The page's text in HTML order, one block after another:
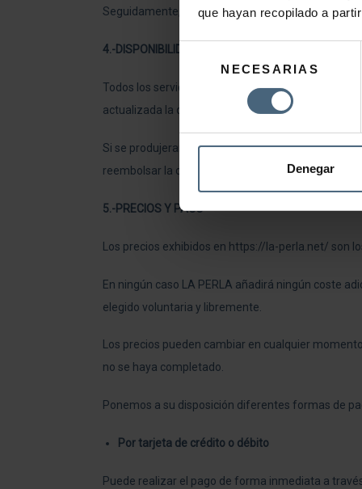
que hayan recopilado a
Selección
consentimiento
NECESARIAS
Denegar
Seguidamente, el usuario recibirá un
4.-DISPONIBILIDAD
Todos los servicios mostrados https://la-
actualizada la disponibilidad de los mismos,
Si se produjeran dificultades a la hora de realizar
reembolsar la cantidad que hubiera sido abonada
5.-PRECIOS Y PAGO
Los precios exhibidos en https://la-perla.net/ son
En ningún caso LA PERLA añadirá ningún coste
elegido voluntaria y libremente.
Los precios pueden cambiar en cualquier
no se haya completado.
Ponemos a su disposición diferentes formas de
Por tarjeta de crédito o débito
Puede realizar el pago de forma inmediata a